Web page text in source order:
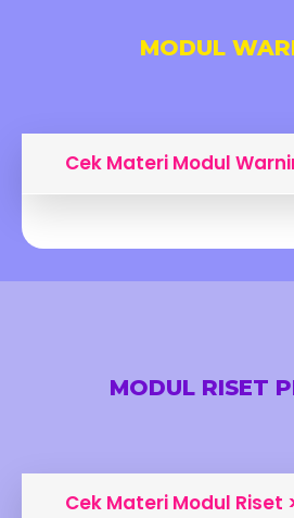
MODUL
Cek Materi Modul
MODUL RISET
Cek Materi Modul Riset